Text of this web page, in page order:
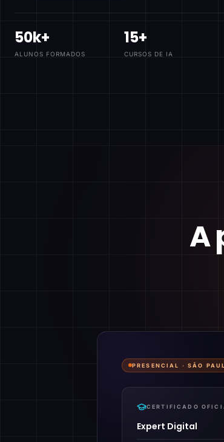
50k+
ALUNOS FORMADOS
15+
CURSOS DE IA
A
PRESENCIAL ·SÃO
CERTIFICADO
Expert Digital